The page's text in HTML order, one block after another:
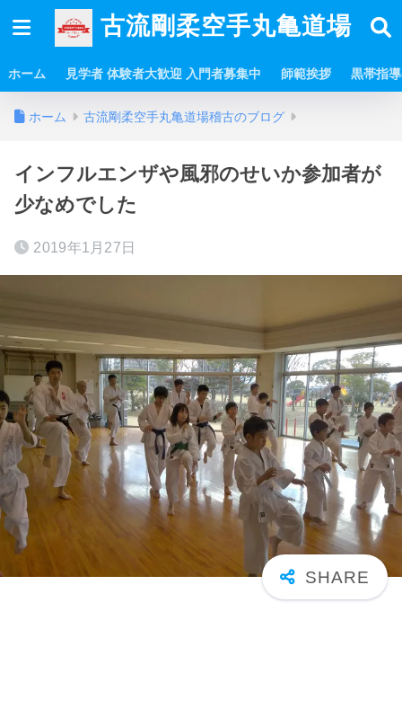
古流剛柔空手丸亀道場
ホーム 見学者 体験者大歓迎 入門者募集中 師範挨拶 黒帯指
ホーム 古流剛柔空手丸亀道場稽古のブログ
インフルエンザや風邪のせいか参加者が
少なめでした
2019年1月27日